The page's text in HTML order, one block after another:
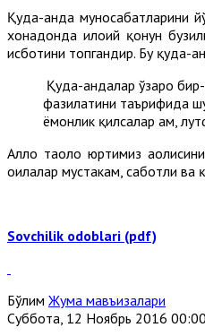
Қуда-анда муносабатларини
хонадонда илоҳий қонун
исботини топгандир. Бу қуда-
Қуда-андалар ўзаро
фазилатини таърифида
ёмонлик қилсалар ҳам,
Аллоҳ таоло юртимиз
оилалар мустаҳкам, саботли
Sovchilik odoblari (pdf)
Бўлим Жума мавъизалари
Суббота, 12 Ноябрь 2016 00:00